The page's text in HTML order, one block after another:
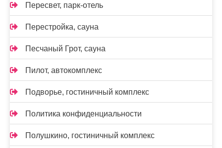
Пересвет, парк-отель
Перестройка, сауна
Песчаный Грот, сауна
Пилот, автокомплекс
Подворье, гостиничный комплекс
Политика конфиденциальности
Полушкино, гостиничный комплекс